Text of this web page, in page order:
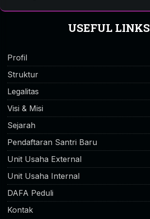
USEFUL LINKS
Profil
Struktur
Legalitas
Visi & Misi
Sejarah
Pendaftaran Santri Baru
Unit Usaha External
Unit Usaha Internal
DAFA Peduli
Kontak